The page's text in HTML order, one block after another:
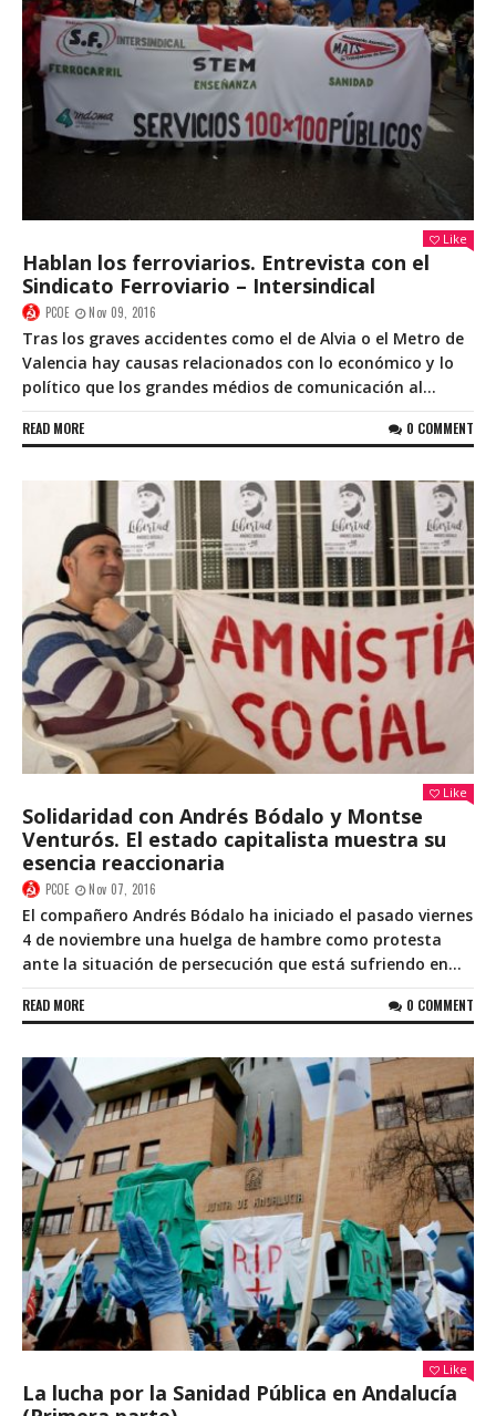
Like
Hablan los ferroviarios. Entrevista con el
Sindicato Ferroviario – Intersindical
PCOE Nov 09, 2016
Tras los graves accidentes como el de Alvia o el Metro de
Valencia hay causas relacionados con lo económico y lo
político que los grandes médios de comunicación al...
READ MORE 0 COMMENT
Like
Solidaridad con Andrés Bódalo y Montse
Venturós. El estado capitalista muestra su
esencia reaccionaria
PCOE Nov 07, 2016
El compañero Andrés Bódalo ha iniciado el pasado viernes
4 de noviembre una huelga de hambre como protesta
ante la situación de persecución que está sufriendo en...
READ MORE 0 COMMENT
Like
La lucha por la Sanidad Pública en Andalucía